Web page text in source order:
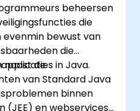
te leveren dat
beheersen
die
evenmin bewust van
die
in Java.
naast de
van Standard Java
binnen
(JEE) en webservices